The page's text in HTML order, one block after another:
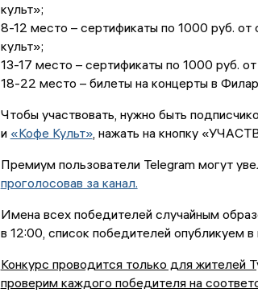
культ»;
8-12 место – сертификаты по 1000 руб.
культ»;
13-17 место – сертификаты по 1000 руб.
18-22 место – билеты на концерты в
Чтобы участвовать, нужно быть
и «Кофе Культ», нажать на кнопку
Премиум пользователи Telegram могут
проголосовав за канал.
Имена всех победителей случайным
в 12:00, список победителей опубликуем в
Конкурс проводится только для жителей
проверим каждого победителя на